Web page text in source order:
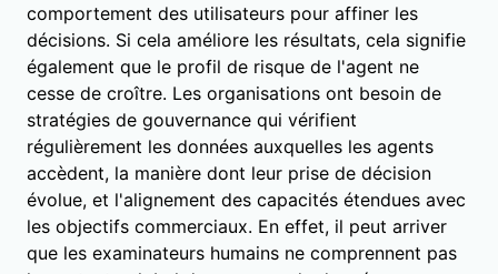
comportement des utilisateurs pour affiner les
décisions. Si cela améliore les résultats, cela signifie
également que le profil de risque de l'agent ne
cesse de croître. Les organisations ont besoin de
stratégies de gouvernance qui vérifient
régulièrement les données auxquelles les agents
accèdent, la manière dont leur prise de décision
évolue, et l'alignement des capacités étendues avec
les objectifs commerciaux. En effet, il peut arriver
que les examinateurs humains ne comprennent pas